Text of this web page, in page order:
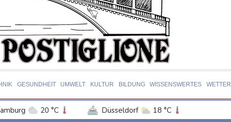
GESUNDHEIT UMWELT KULTUR BILDUNG WISSENSWERTES WETTER
20 °C Düsseldorf
18 °C